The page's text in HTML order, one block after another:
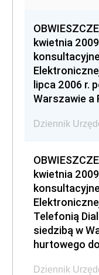
kwietnia
lipca 2006 r.
Warszawie a
Dziennik
kwietnia
Telefonią
siedzibą w
hurtowego
Dziennik